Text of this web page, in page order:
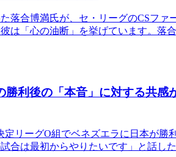
落合博満氏が、セ・リーグのCSファ
は「心の油断」を挙げています。落
勝利後の「本音」に対する共感
リーグO組でベネズエラに日本が勝
合は最初からやりたいです」と話し